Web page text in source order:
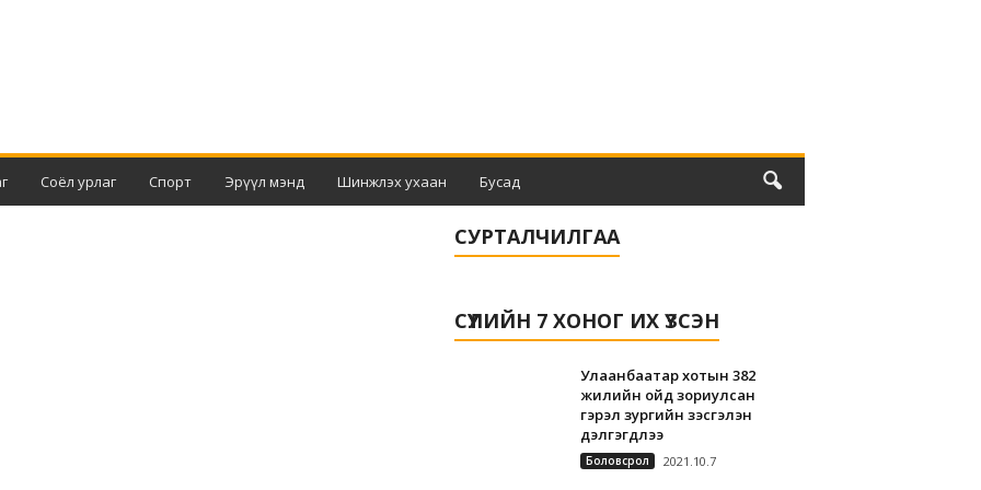
Соёл урлаг Спорт Эрүүл мэнд Шинжлэх ухаан Бусад
СУРТАЛЧИЛГАА
СҮҮЛИЙН 7 ХОНОГ ИХ ҮЗСЭН
Улаанбаатар хотын 382
жилийн ойд зориулсан
гэрэл зургийн үзэсгэлэн
дэлгэгдлээ
Боловсрол 2021.10.7